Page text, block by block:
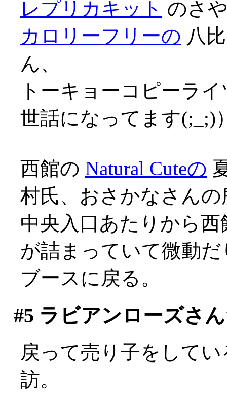
レプリカキット のさ
カロリーフリーの 八
ん、
トーキョーコピーラ
世話になってます(;_;)
西館の Natural Cuteの
村氏、おさかなさん
中央入口あたりから
が詰まっていて微動
ブースに戻る。
#5 ラビアンローズさ
戻って売り子をして
訪。